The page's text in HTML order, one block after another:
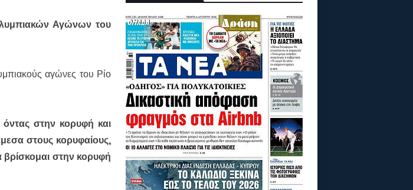
Αγώνων του
αγώνες του Ρίο
στην κορυφή και
στους κορυφαίους,
στην κορυφή